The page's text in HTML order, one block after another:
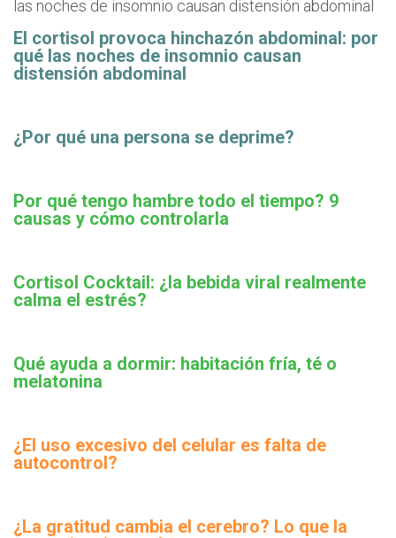
El cortisol provoca hinchazón abdominal: por
qué las noches de insomnio causan
distensión abdominal
¿Por qué una persona se deprime?
Por qué tengo hambre todo el tiempo? 9
causas y cómo controlarla
Cortisol Cocktail: ¿la bebida viral realmente
calma el estrés?
Qué ayuda a dormir: habitación fría, té o
melatonina
¿El uso excesivo del celular es falta de
autocontrol?
¿La gratitud cambia el cerebro? Lo que la